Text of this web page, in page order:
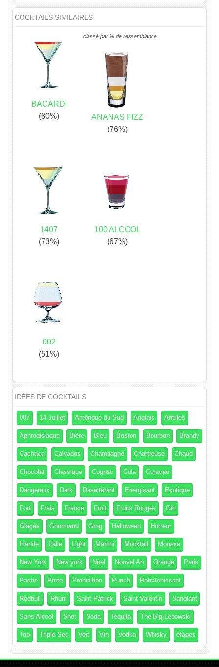
COCKTAILS SIMILAIRES
classé par % de ressemblance
BACARDI
(80%)
ANANAS FIZZ
(76%)
1407
(73%)
100 ALCOOL
(67%)
002
(51%)
IDÉES DE COCKTAILS
007 14 Juillet Amérique du Sud Anglais Antilles
Aphrodisiaque Bière Bleu Boston Bourbon Brandy
Cachaça Calvados Champagne Chartreuse Chaud
Chocolat Classique Cognac Cola Curaçao
Dangereux Dark Désaltérant Energisant Exotique
Fort Frais France Fruit Fruits Rouges Gin
Glaçés Gourmand Grog Halloween Horreur
Irlande Italie Light Martini Mocktail Mousse
New York New york Noel Nouvel An Orange Paris
Pastis Porto Prohibition Punch Rafraîchissant
Redbull Rhum Saint Patrick Saint Valentin Sanglant
Sans Alcool Shot Soda Tequila The Big Lebowski
Top Triple Sec Vert Vin Vodka Whisky étages